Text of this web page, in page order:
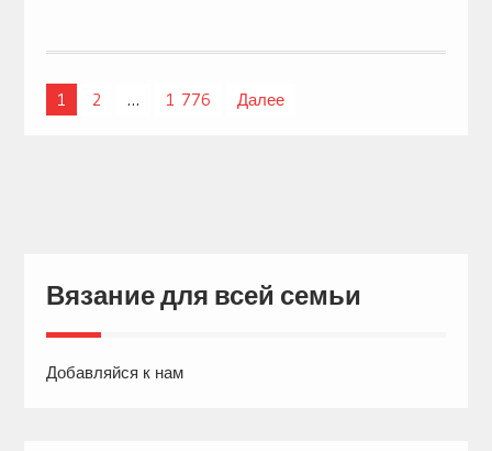
Навигация
1 2 … 1 776 Далее
Вязание для всей семьи
Добавляйся к нам